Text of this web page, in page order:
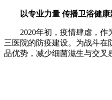
以专业力量 传播卫浴健
2020年初，疫情肆虐，作为
三医院的防疫建设。为战斗
品优势，减少细菌滋生与交叉